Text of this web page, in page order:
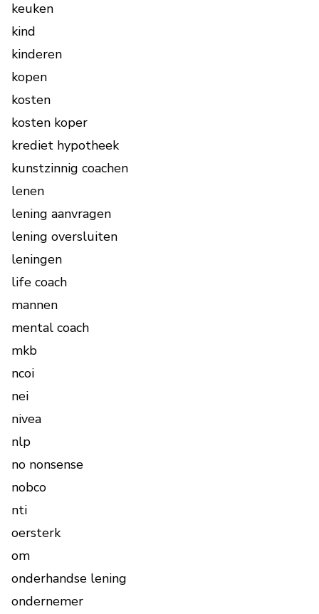
keuken
kind
kinderen
kopen
kosten
kosten koper
krediet hypotheek
kunstzinnig coachen
lenen
lening aanvragen
lening oversluiten
leningen
life coach
mannen
mental coach
mkb
ncoi
nei
nivea
nlp
no nonsense
nobco
nti
oersterk
om
onderhandse lening
ondernemer